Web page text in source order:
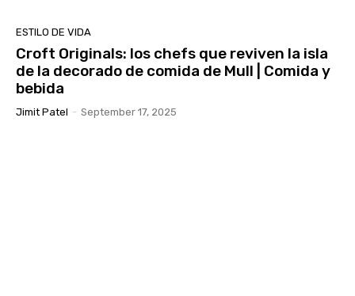
ESTILO DE VIDA
Croft Originals: los chefs que reviven la isla
de la decorado de comida de Mull | Comida y
bebida
Jimit Patel - September 17, 2025